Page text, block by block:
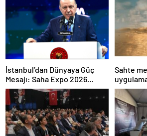
İstanbul’dan Dünyaya Güç
Mesajı: Saha Expo 2026
Rekorlarla Kapılarını Kapattı
Sahte